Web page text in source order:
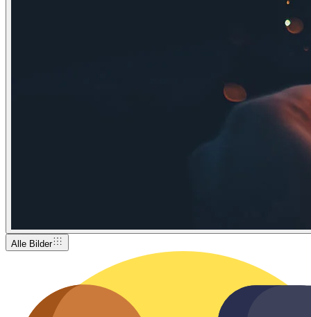
Alle Bilder